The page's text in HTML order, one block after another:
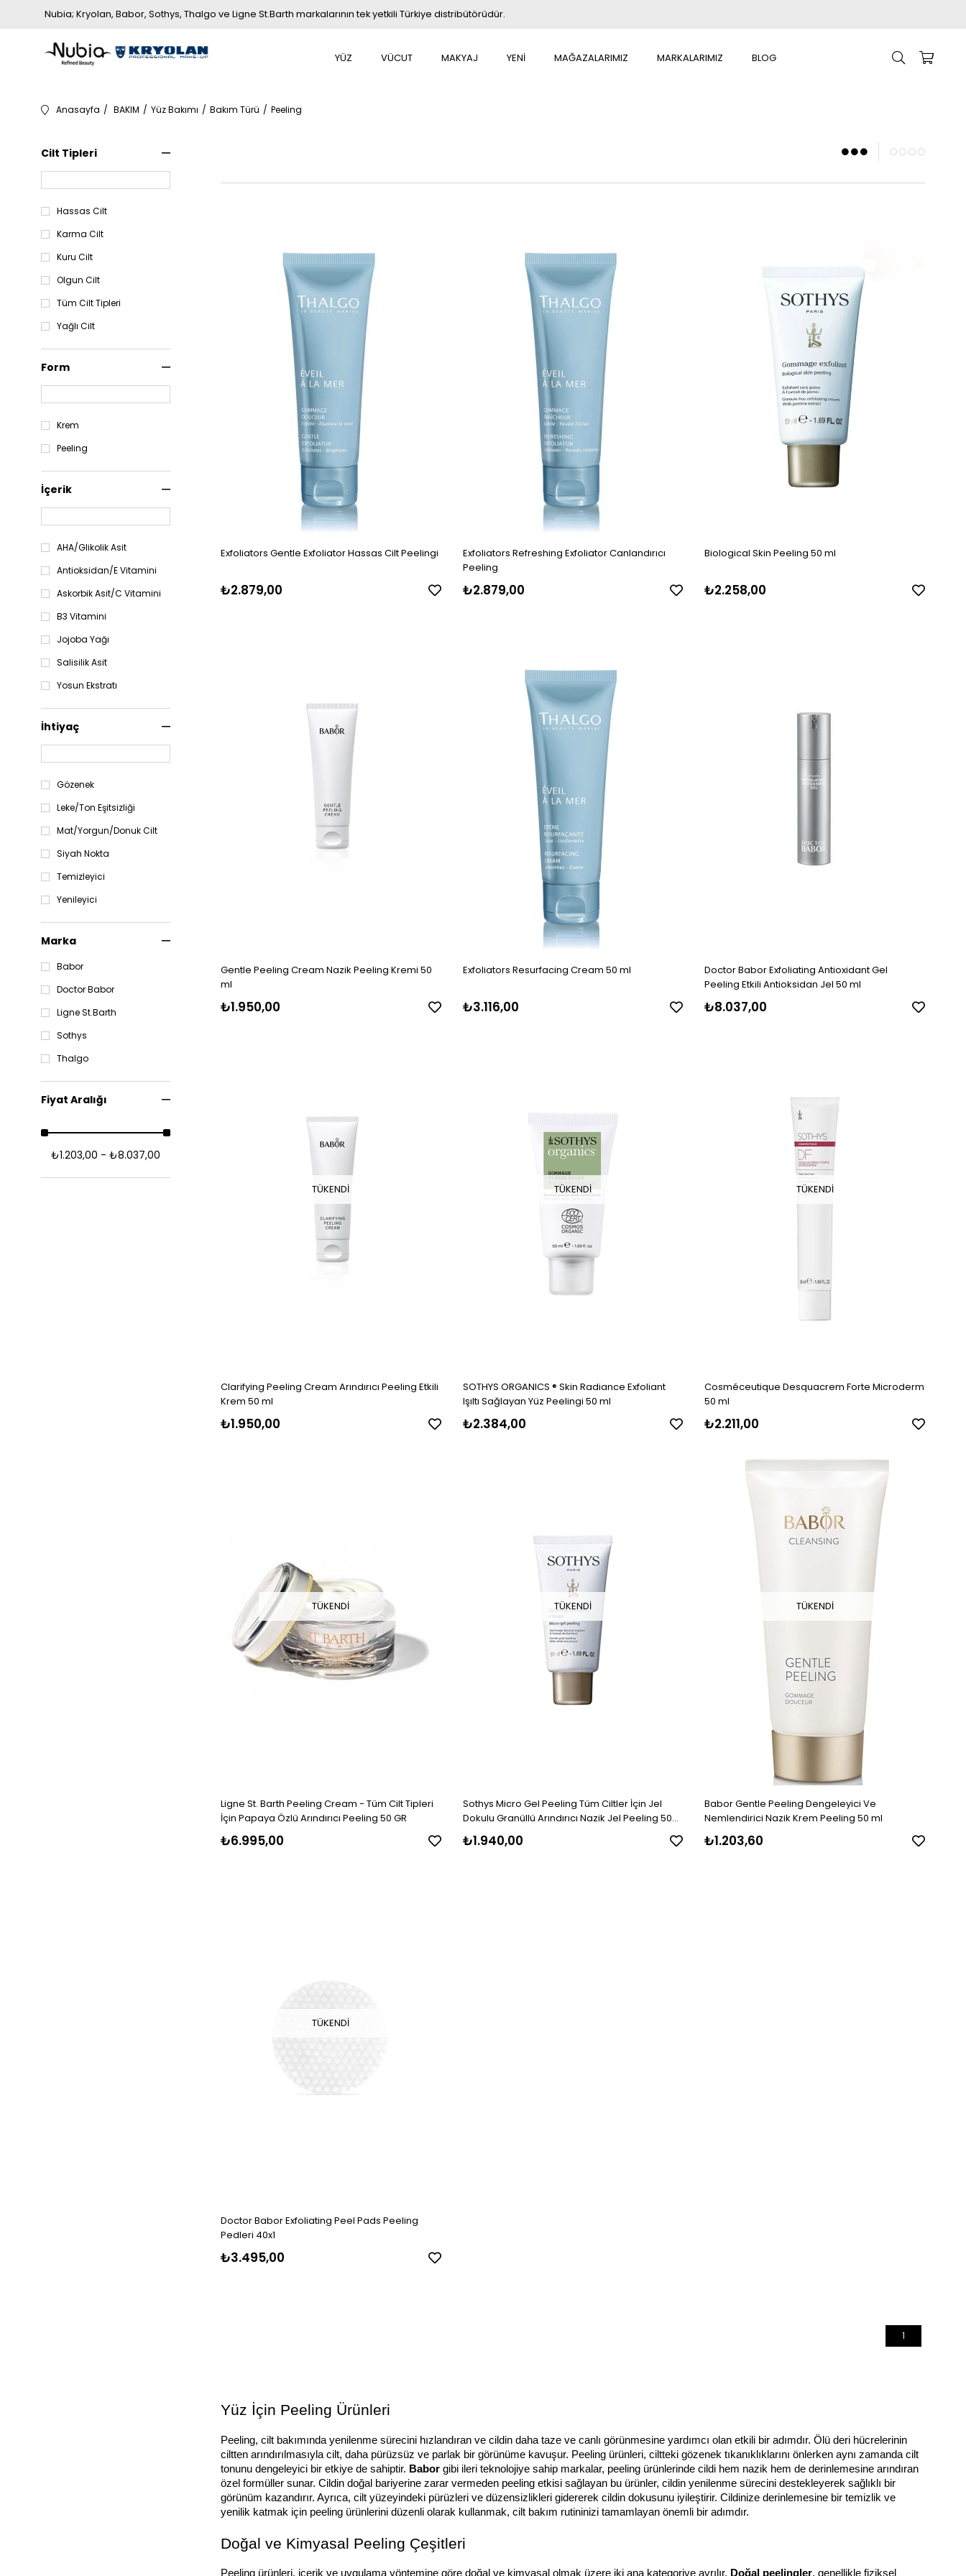
Nubia; Kryolan, Babor, Sothys, Thalgo ve Ligne St.Barth markalarının tek yetkili Türkiye distribütörüdür.
YÜZ VÜCUT MAKYAJ YENİ MAĞAZALARIMIZ MARKALARIMIZ BLOG
Anasayfa BAKIM Yüz Bakımı Bakım Türü Peeling
Cilt Tipleri
Hassas Cilt
Karma Cilt
Kuru Cilt
Olgun Cilt
Tüm Cilt Tipleri
Yağlı Cilt
Form
Krem
Peeling
İçerik
AHA/Glikolik Asit
Antioksidan/E Vitamini
Askorbik Asit/C Vitamini
B3 Vitamini
Jojoba Yağı
Salisilik Asit
Yosun Ekstratı
İhtiyaç
Gözenek
Leke/Ton Eşitsizliği
Mat/Yorgun/Donuk Cilt
Siyah Nokta
Temizleyici
Yenileyici
Marka
Babor
Doctor Babor
Ligne St.Barth
Sothys
Thalgo
Fiyat Aralığı
₺1.203,00 - ₺8.037,00
Exfoliators Gentle Exfoliator Hassas Cilt Peelingi
₺2.879,00
Exfoliators Refreshing Exfoliator Canlandırıcı
Peeling
₺2.879,00
Biological Skin Peeling 50 ml
₺2.258,00
Gentle Peeling Cream Nazik Peeling Kremi 50
ml
₺1.950,00
Exfoliators Resurfacing Cream 50 ml
₺3.116,00
Doctor Babor Exfoliating Antioxidant Gel
Peeling Etkili Antioksidan Jel 50 ml
₺8.037,00
TÜKENDI
Clarifying Peeling Cream Arındırıcı Peeling Etkili
Krem 50 ml
₺1.950,00
TÜKENDI
SOTHYS ORGANICS ® Skin Radiance Exfoliant
Işıltı Sağlayan Yüz Peelingi 50 ml
₺2.384,00
TÜKENDI
Cosméceutique Desquacrem Forte Microderm
50 ml
₺2.211,00
TÜKENDI
Ligne St. Barth Peeling Cream - Tüm Cilt Tipleri
İçin Papaya Özlü Arındırıcı Peeling 50 GR
₺6.995,00
TÜKENDI
Sothys Micro Gel Peeling Tüm Ciltler İçin Jel
Dokulu Granüllü Arındırıcı Nazik Jel Peeling 50
ml
₺1.940,00
TÜKENDI
Babor Gentle Peeling Dengeleyici Ve
Nemlendirici Nazik Krem Peeling 50 ml
₺1.203,60
TÜKENDI
Doctor Babor Exfoliating Peel Pads Peeling
Pedleri 40x1
₺3.495,00
1
Yüz İçin Peeling Ürünleri
Peeling, cilt bakımında yenilenme sürecini hızlandıran ve cildin daha taze ve canlı görünmesine yardımcı olan etkili bir adımdır. Ölü deri hücrelerinin
ciltten arındırılmasıyla cilt, daha pürüzsüz ve parlak bir görünüme kavuşur. Peeling ürünleri, ciltteki gözenek tıkanıklıklarını önlerken aynı zamanda cilt
tonunu dengeleyici bir etkiye de sahiptir. Babor gibi ileri teknolojiye sahip markalar, peeling ürünlerinde cildi hem nazik hem de derinlemesine arındıran
özel formüller sunar. Cildin doğal bariyerine zarar vermeden peeling etkisi sağlayan bu ürünler, cildin yenilenme sürecini destekleyerek sağlıklı bir
görünüm kazandırır. Ayrıca, cilt yüzeyindeki pürüzleri ve düzensizlikleri gidererek cildin dokusunu iyileştirir. Cildinize derinlemesine bir temizlik ve
yenilik katmak için peeling ürünlerini düzenli olarak kullanmak, cilt bakım rutininizi tamamlayan önemli bir adımdır.
Doğal ve Kimyasal Peeling Çeşitleri
Peeling ürünleri, içerik ve uygulama yöntemine göre doğal ve kimyasal olmak üzere iki ana kategoriye ayrılır. Doğal peelingler, genellikle fiziksel